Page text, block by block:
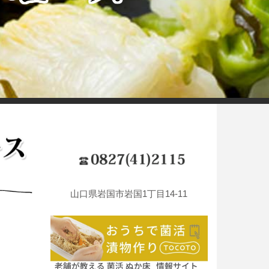
山口県岩国市岩国1丁目14-11